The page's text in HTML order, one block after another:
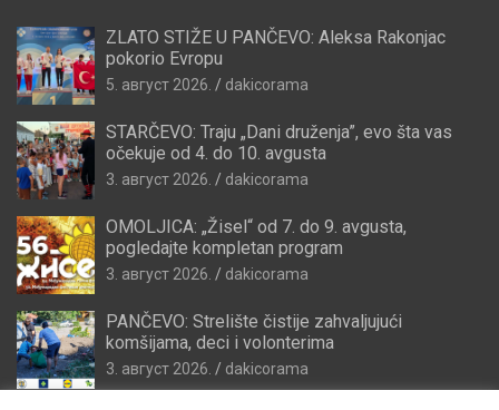
ZLATO STIŽE U PANČEVO: Aleksa Rakonjac
pokorio Evropu
5. август 2026. dakicorama
STARČEVO: Traju „Dani druženja”, evo šta vas
očekuje od 4. do 10. avgusta
3. август 2026. dakicorama
OMOLJICA: „Žisel“ od 7. do 9. avgusta,
pogledajte kompletan program
3. август 2026. dakicorama
PANČEVO: Strelište čistije zahvaljujući
komšijama, deci i volonterima
3. август 2026. dakicorama